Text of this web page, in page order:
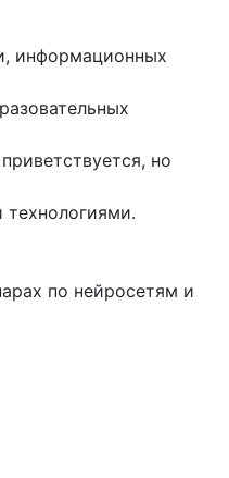
информационных
но
по нейросетям и